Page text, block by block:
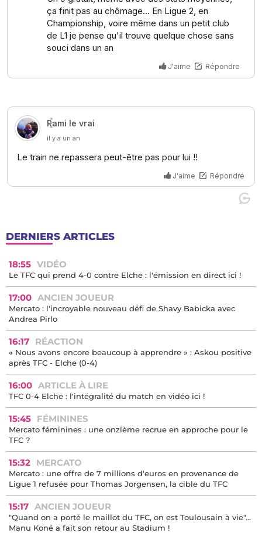
DERNIERS ARTICLES
18:55 VIDÉO
Le TFC qui prend 4-0 contre Elche : l'émission en direct ici !
17:00 ANCIEN JOUEUR
Mercato : l'incroyable nouveau défi de Shavy Babicka avec
Andrea Pirlo
16:17 RÉACTION
« Nous avons encore beaucoup à apprendre » : Askou positive
après TFC - Elche (0-4)
16:00 ARTICLE À LIRE
TFC 0-4 Elche : l'intégralité du match en vidéo ici !
15:45 FÉMININES
Mercato féminines : une onzième recrue en approche pour le
TFC ?
15:32 MERCATO
Mercato : une offre de 7 millions d'euros en provenance de
Ligue 1 refusée pour Thomas Jorgensen, la cible du TFC
15:17 ANCIEN JOUEUR
"Quand on a porté le maillot du TFC, on est Toulousain à vie"...
Manu Koné a fait son retour au Stadium !